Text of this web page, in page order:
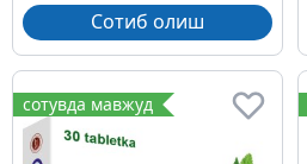
Сотиб олиш
сотувда мавжуд